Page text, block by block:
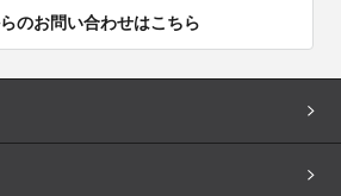
のお問い合わせはこちら